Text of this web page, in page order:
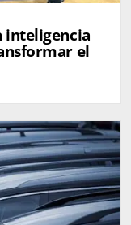
inteligencia
el